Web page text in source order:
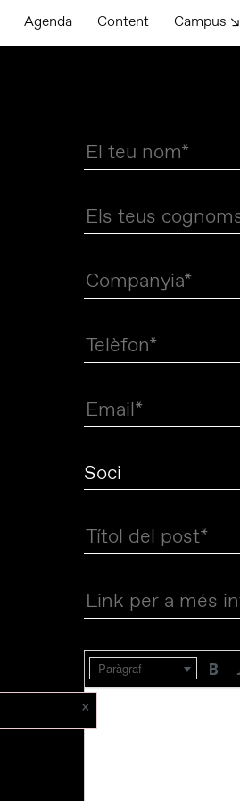
Agenda Content Campus ↘
Paràgraf
×